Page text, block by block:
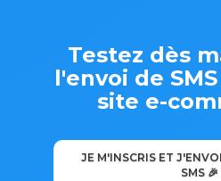
Testez dès
l'envoi de
site e-
JE M'INSCRIS ET
SMS 🎉